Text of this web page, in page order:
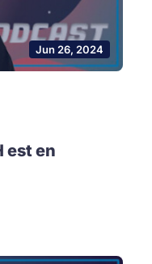
Jun 26, 2024
est en